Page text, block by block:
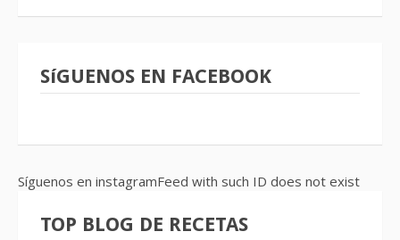
SíGUENOS EN FACEBOOK
Síguenos en instagramFeed with such ID does not exist
TOP BLOG DE RECETAS